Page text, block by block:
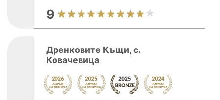
9
Дренковите Къщи, с.
Ковачевица